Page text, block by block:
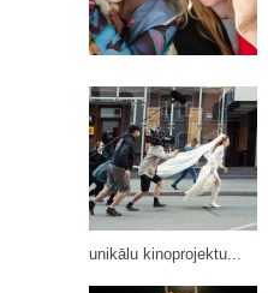
unikālu kinoprojektu...